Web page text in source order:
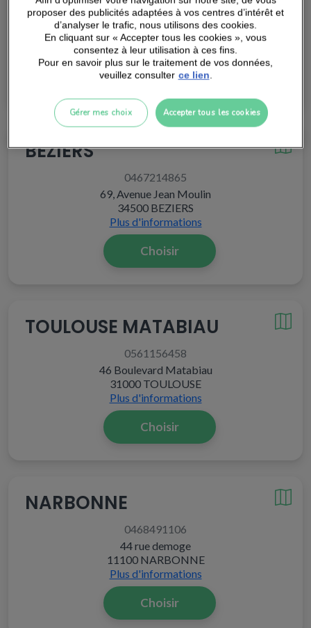
60 Rue Guillaume du Vair
13290 AIX-EN-PROVENCE
Plus d'informations
Choisir
BEZIERS
0467214865
69, Avenue Jean Moulin
34500 BEZIERS
Plus d'informations
Choisir
TOULOUSE MATABIAU
0561156458
46 Boulevard Matabiau
31000 TOULOUSE
Plus d'informations
Choisir
NARBONNE
0468491106
44 rue demoge
11100 NARBONNE
Plus d'informations
Choisir
proposer des publicités adaptées à vos centres d’intérêt et
d’analyser le trafic, nous utilisons des cookies.
En cliquant sur « Accepter tous les cookies », vous
consentez à leur utilisation à ces fins.
Pour en savoir plus sur le traitement de vos données,
veuillez consulter ce lien.
Accepter tous les cookies
Gérer mes choix